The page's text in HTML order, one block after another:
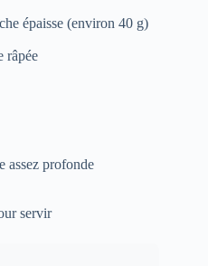
épaisse (environ 40 g)
râpée
assez profonde
servir